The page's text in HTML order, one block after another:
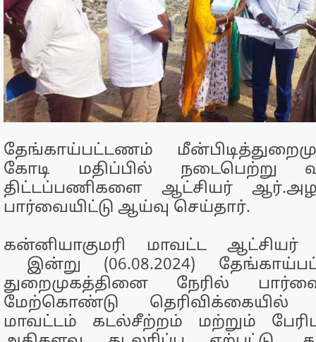
தேங்காய்பட்டணம்
கோடி மதிப்பில் நடைபெற்று
திட்டப்பணிகளை ஆட்சியர்
பார்வையிட்டு ஆய்வு செய்தார்.
கன்னியாகுமரி மாவட்ட
இன்று (06.08.2024)
துறைமுகத்தினை நேரில்
மேற்கொண்டு தெரிவிக்கையில்
மாவட்டம் கடல்சீற்றம் மற்றும்